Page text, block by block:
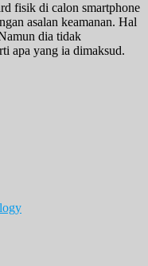
fisik di calon smartphone
asalan keamanan. Hal
dia tidak
apa yang ia dimaksud.